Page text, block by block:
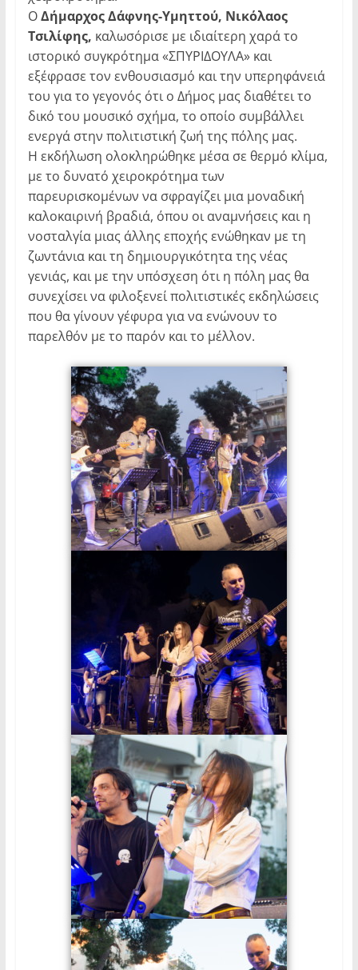
ΟΔήμαρχος Δάφνης-Υμηττού, Νικόλαος
Τσιλίφης, καλωσόρισε με ιδιαίτερη χαρά το
ιστορικό συγκρότημα «ΣΠΥΡΙΔΟΥΛΑ» και
εξέφρασε τον ενθουσιασμό και την υπερηφάνειά
του για το γεγονός ότι ο Δήμος μας διαθέτει το
δικό του μουσικό σχήμα, το οποίο συμβάλλει
ενεργά στην πολιτιστική ζωή της πόλης μας.
Η εκδήλωση ολοκληρώθηκε μέσα σε θερμό κλίμα,
με το δυνατό χειροκρότημα των
παρευρισκομένων να σφραγίζει μια μοναδική
καλοκαιρινή βραδιά, όπου οι αναμνήσεις και η
νοσταλγία μιας άλλης εποχής ενώθηκαν με τη
ζωντάνια και τη δημιουργικότητα της νέας
γενιάς, και με την υπόσχεση ότι η πόλη μας θα
συνεχίσει να φιλοξενεί πολιτιστικές εκδηλώσεις
που θα γίνουν γέφυρα για να ενώνουν το
παρελθόν με το παρόν και το μέλλον.